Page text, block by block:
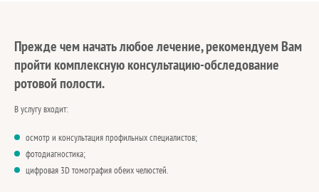
Прежде чем начать любое лечение, рекомендуем Вам
пройти комплексную консультацию-обследование
ротовой полости.
В услугу входит:
осмотр и консультация профильных специалистов;
фотодиагностика;
цифровая 3D томография обеих челюстей.